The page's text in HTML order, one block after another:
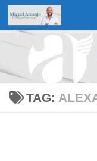
Skip to
TAG: